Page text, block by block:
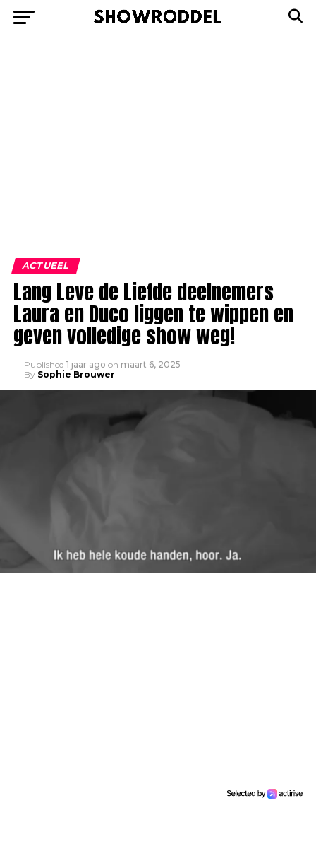
ACTUEEL
Lang Leve de Liefde deelnemers
Laura en Duco liggen te wippen en
geven volledige show weg!
Published 1 jaar ago on maart 6, 2025
By Sophie Brouwer